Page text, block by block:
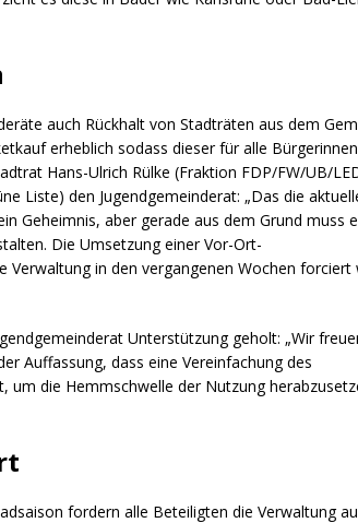
auch Rückhalt von Stadträten aus dem
erheblich sodass dieser für alle
Hans-Ulrich Rülke (Fraktion FDP/FW/UB/
Liste) den Jugendgemeinderat: „Das die
Geheimnis, aber gerade aus dem Grund muss
Die Umsetzung einer Vor-Ort-
in den vergangenen Wochen forciert
Unterstützung geholt: „Wir
Auffassung, dass eine Vereinfachung des
um die Hemmschwelle der Nutzung
fordern alle Beteiligten die Verwaltung